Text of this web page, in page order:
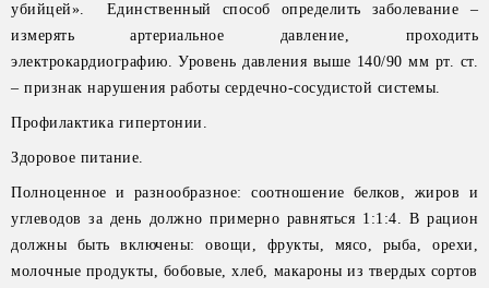
убийцей». Единственный способ определить заболевание –
измерять артериальное давление, проходить
электрокардиографию. Уровень давления выше 140/90 мм рт. ст.
– признак нарушения работы сердечно-сосудистой системы.
Профилактика гипертонии.
Здоровое питание.
Полноценное и разнообразное: соотношение белков, жиров и
углеводов за день должно примерно равняться 1:1:4. В рацион
должны быть включены: овощи, фрукты, мясо, рыба, орехи,
молочные продукты, бобовые, хлеб, макароны из твердых сортов